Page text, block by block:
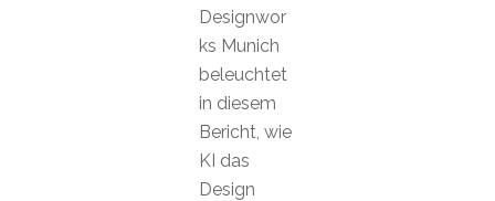
Designwor
ks Munich
beleuchtet
in diesem
Bericht, wie
KI das
Design